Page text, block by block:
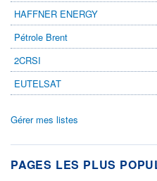
HAFFNER ENERGY
Pétrole Brent
2CRSI
EUTELSAT
Gérer mes listes
PAGES LES PLUS